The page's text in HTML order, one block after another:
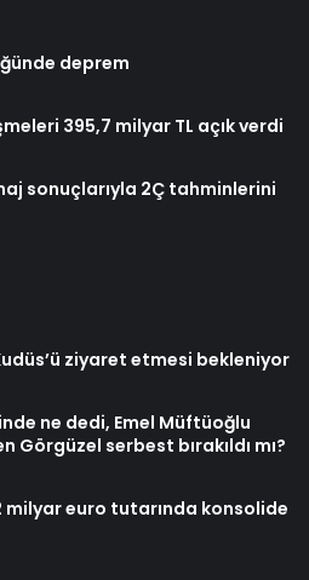
deprem
395,7 milyar TL açık verdi
sonuçlarıyla 2Ç tahminlerini
ziyaret etmesi bekleniyor
ne dedi, Emel Müftüoğlu
Görgüzel serbest bırakıldı mı?
milyar euro tutarında konsolide